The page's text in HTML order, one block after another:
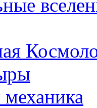
механика